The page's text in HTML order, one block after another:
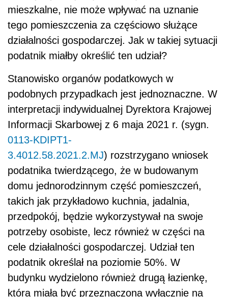
mieszkalne, nie może wpływać na uznanie
tego pomieszczenia za częściowo służące
działalności gospodarczej. Jak w takiej sytuacji
podatnik miałby określić ten udział?
Stanowisko organów podatkowych w
podobnych przypadkach jest jednoznaczne. W
interpretacji indywidualnej Dyrektora Krajowej
Informacji Skarbowej z 6 maja 2021 r. (sygn.
0113-KDIPT1-
3.4012.58.2021.2.MJ) rozstrzygano wniosek
podatnika twierdzącego, że w budowanym
domu jednorodzinnym część pomieszczeń,
takich jak przykładowo kuchnia, jadalnia,
przedpokój, będzie wykorzystywał na swoje
potrzeby osobiste, lecz również w części na
cele działalności gospodarczej. Udział ten
podatnik określał na poziomie 50%. W
budynku wydzielono również drugą łazienkę,
która miała być przeznaczona wyłącznie na